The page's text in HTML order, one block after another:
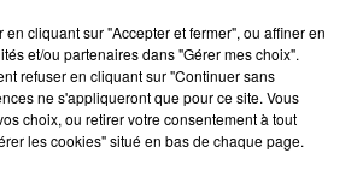
DE REIMS FERME
en cliquant sur "Accepter et fermer", ou affiner en
et/ou partenaires dans "Gérer mes choix".
refuser en cliquant sur "Continuer sans
ne s'appliqueront que pour ce site. Vous
choix, ou retirer votre consentement à tout
les cookies" situé en bas de chaque page.